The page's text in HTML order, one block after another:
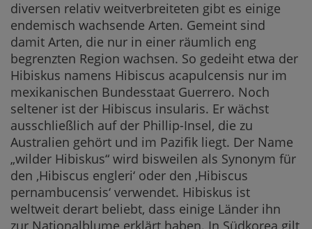
diversen relativ weitverbreiteten gibt es einige
endemisch wachsende Arten. Gemeint sind
damit Arten, die nur in einer räumlich eng
begrenzten Region wachsen. So gedeiht etwa der
Hibiskus namens Hibiscus acapulcensis nur im
mexikanischen Bundesstaat Guerrero. Noch
seltener ist der Hibiscus insularis. Er wächst
ausschließlich auf der Phillip-Insel, die zu
Australien gehört und im Pazifik liegt. Der Name
„wilder Hibiskus“ wird bisweilen als Synonym für
den ‚Hibiscus engleri‘ oder den ‚Hibiscus
pernambucensis‘ verwendet. Hibiskus ist
weltweit derart beliebt, dass einige Länder ihn
zur Nationalblume erklärt haben. In Südkorea gilt